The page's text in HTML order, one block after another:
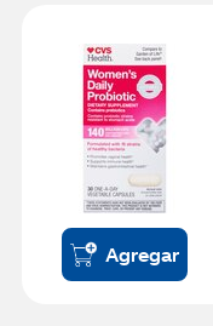
Agregar